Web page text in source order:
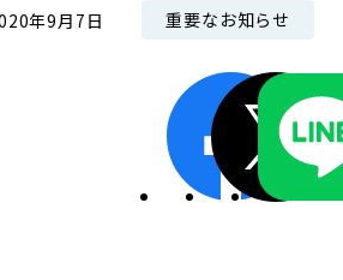
年9月7日 重要なお知らせ